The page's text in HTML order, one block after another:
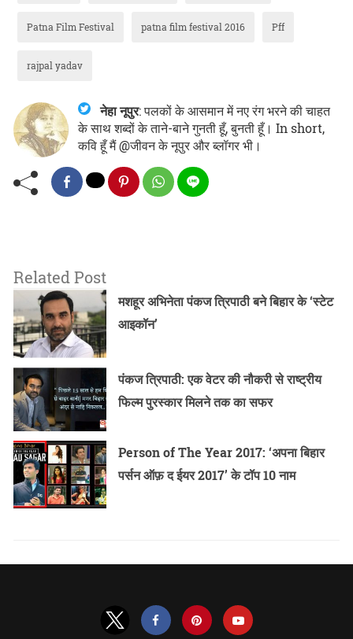
Patna Film Festival patna film festival 2016 Pff
rajpal yadav
नेहा नूपुर:पलकों के आसमान में नए रंग भरने की चाहत
के साथ शब्दों के ताने-बाने गुनती हूँ, बुनती हूँ। In short,
कवि हूँ मैं @जीवन के नूपुर और ब्लॉगर भी।
Related Post
मशहूर अभिनेता पंकज त्रिपाठी बने बिहार के ‘स्टेट
आइकॉन’
पंकज त्रिपाठी: एक वेटर की नौकरी से राष्ट्रीय
फिल्म पुरस्कार मिलने तक का सफर
Person of The Year 2017: ‘अपना बिहार
पर्सन ऑफ़ द ईयर 2017’ के टॉप 10 नाम